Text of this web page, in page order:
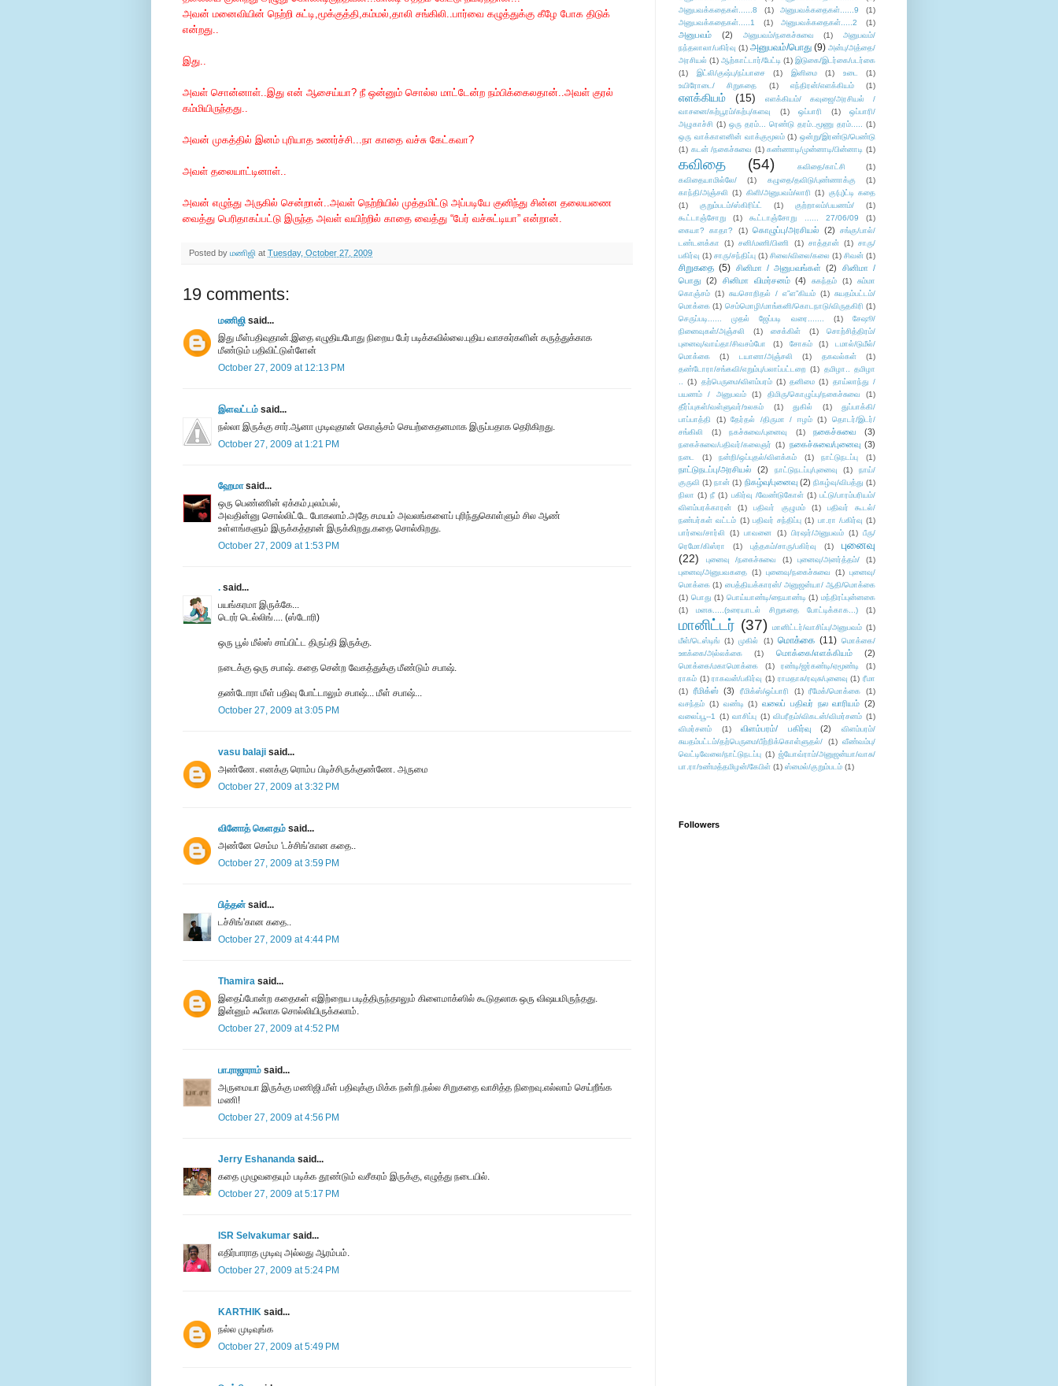
அவன் மனைவியின் நெற்றி சுட்டி,மூக்குத்தி,கம்மல்,தாலி சங்கிலி..பார்வை கழுத்துக்கு கீழே போக திடுக்
என்றது..
இது..
அவள் சொன்னாள்..இது என் ஆசைய்யா? நீ ஒன்னும் சொல்ல மாட்டேன்ற நம்பிக்கைலதான்..அவள் குரல்
கம்மியிருந்தது..
அவன் முகத்தில் இனம் புரியாத உணர்ச்சி...நா காதை வச்சு கேட்கவா?
அவள் தலையாட்டினாள்..
அவன் எழுந்து அருகில் சென்றான்..அவள் நெற்றியில் முத்தமிட்டு அப்படியே குனிந்து சின்ன தலையணை
வைத்து பெரிதாகப்பட்டு இருந்த அவள் வயிற்றில் காதை வைத்து “பேர் வச்சுட்டியா” என்றான்.
Posted by மணிஜி at Tuesday, October 27, 2009
19 comments:
மணிஜி said...
இது மீள்பதிவுதான்.இதை எழுதியபோது நிறைய பேர் படிக்கவில்லை.புதிய வாசகர்களின் கருத்துக்காக
மீண்டும் பதிவிட்டுள்ளேன்
October 27, 2009 at 12:13 PM
இளவட்டம் said...
நல்லா இருக்கு சார்.ஆனா முடிவுதான் கொஞ்சம் செயற்கைதனமாக இருப்பதாக தெரிகிறது.
October 27, 2009 at 1:21 PM
ஹேமாsaid...
ஒரு பெண்ணின் ஏக்கம்,புலம்பல்,
அவதின்னு சொல்லிட்டே போகலாம்.அதே சமயம் அவலங்களைப் புரிந்துகொள்ளும் சில ஆண்
உள்ளங்களும் இருக்கத்தான் இருக்கிறது.கதை சொல்கிறது.
October 27, 2009 at 1:53 PM
. said...
பயங்கரமா இருக்கே...
டெரர் டெல்லிங்.... (ஸ்டோரி)
ஒரு பூல் மீல்ஸ் சாப்பிட்ட திருப்தி இருக்கு.
நடைக்கு ஒரு சபாஷ். கதை சென்ற வேகத்துக்கு மீண்டும் சபாஷ்.
தண்டோரா மீள் பதிவு போட்டாலும் சபாஷ்... மீள் சபாஷ்...
October 27, 2009 at 3:05 PM
vasu balaji said...
அண்ணே. எனக்கு ரொம்ப பிடிச்சிருக்குண்ணே. அருமை
October 27, 2009 at 3:32 PM
வினோத் கெளதம் said...
அண்னே செம்ம 'டச்சிங்'கான கதை..
October 27, 2009 at 3:59 PM
பித்தன் said...
டச்சிங்'கான கதை..
October 27, 2009 at 4:44 PM
Thamira said...
இதைப்போன்ற கதைகள் எஇற்றைய படித்திருந்தாலும் கிளைமாக்ஸில் கூடுதலாக ஒரு விஷயமிருந்தது.
இன்னும் ஃபீலாக சொல்லியிருக்கலாம்.
October 27, 2009 at 4:52 PM
பா.ராஜாராம் said...
அருமையா இருக்கு மணிஜி.மீள் பதிவுக்கு மிக்க நன்றி.நல்ல சிறுகதை வாசித்த நிறைவு.எல்லாம் செய்றீங்க
மணி!
October 27, 2009 at 4:56 PM
Jerry Eshananda said...
கதை முழுவதையும் படிக்க தூண்டும் வசீகரம் இருக்கு, எழுத்து நடையில்.
October 27, 2009 at 5:17 PM
ISR Selvakumar said...
எதிர்பாராத முடிவு அல்லது ஆரம்பம்.
October 27, 2009 at 5:24 PM
KARTHIK said...
நல்ல முடிவுங்க
October 27, 2009 at 5:49 PM
அனுபவக்கதைகள்......8
(1) அனுபவக்கதைகள்......9
(1)
அனுபவக்கதைகள்.....1
(1) அனுபவக்கதைகள்.....2 (1)
அனுபவம் (2) அனுபவம்/நகைச்சுவை (1)
அனுபவம்/
நந்தலாலா/பகிர்வு (1) அனுபவம்/பொது (9) அன்பு/அத்தை/
அரசியல் (1) ஆற்காட்டார்/பேட்டி (1) இடுகை/இடர்கை/படர்கை
(1)
இட்லி/குஷ்பு/நப்பாசை (1) இனிமை (1) உடை
(1)
உயிரோடை/ சிறுகதை
(1) எந்திரன்/எளக்கியம் (1)
எளக்கியம் (15)
எளக்கியம்/ கவுஜை/அரசியல் /
வாசனை/கற்பூரம்/கற்பு/களவு
(1) ஒப்பாரி (1)
ஒப்பாரி/
அழுகாச்சி (1) ஒரு தரம்... ரெண்டு தரம்..மூணு தரம்..... (1)
ஒரு வாக்காளனின் வாக்குமூலம் (1) ஒன்று/இரண்டு/பெண்டு
(1) கடன் /நகைச்சுவை (1) கண்ணாடி/முன்னாடி/பின்னாடி (1)
கவிதை (54) கவிதை/காட்சி
(1)
கவிதையாமில்லே/
(1) கழுதை/தவிடு/புண்ணாக்கு
(1)
காந்தி/அஞ்சலி (1) கிளி/அனுபவம்/லாரி (1) கு(பு)ட்டி கதை
(1)
குறும்படம்/ஸ்கிரிப்ட் (1) குற்றாலம்/பயணம்/
(1)
கூட்டாஞ்சோறு
(1) கூட்டாஞ்சோறு ...... 27/06/09
(1)
கையா? காதா?
(1) கொழுப்பு/அரசியல் (2)
சங்கு/பால்/
டண்டனக்கா
(1) சனி/மணி/பிணி (1) சாத்தான் (1) சாரு/
பகிர்வு (1) சாரு/சந்திப்பு (1) சிலை/விலை/கலை (1) சிவன் (1)
சிறுகதை (5) சினிமா / அனுபவங்கள் (2)
சினிமா /
பொது (2) சினிமா விமர்சனம் (4) சுகந்தம் (1)
சும்மா
கொஞ்சம் (1) சுயசொறிதல் / எ”ள”கியம் (1) சுயதம்பட்டம்/
மொக்கை (1) செம்மொழி/மாங்கனி/கொடநாடு/விருதகிரி (1)
செருப்படி...... முதல் ஜேப்படி வரை.......
(1)
சேஷூ/
நினைவுகள்/அஞ்சலி
(1) சைக்கிள் (1)
சொற்சித்திரம்/
புனைவு/வாய்தா/சிவசம்போ
(1) சோகம் (1)
டமால்/டுமீல்/
மொக்கை
(1) டயானா/அஞ்சலி (1) தகவல்கள்
(1)
தண்டோரா/சங்கவி/எறும்பு/பலாப்பட்டறை (1) தமிழா.. தமிழா
.. (1) தற்பெருமை/விளம்பரம் (1) தனிமை (1) தாய்லாந்து /
பயணம் / அனுபவம்
(1) திமிரு/கொழுப்பு/நகைச்சுவை
(1)
தீர்ப்புகள்/வள்ளுவர்/உலகம்
(1) துகில் (1)
துப்பாக்கி/
பாப்பாத்தி
(1) தேர்தல் /திருமா / ஈழம் (1)
தொடர்/இடர்/
சங்கிலி
(1) நகச்சுவை/புனைவு (1) நகைச்சுவை (3)
நகைச்சுவை/பதிவர்/கலைஞர் (1) நகைச்சுவை/புனைவு (3)
நடை (1) நன்றி/ஒப்புதல்/விளக்கம் (1) நாட்டுநடப்பு (1)
நாட்டுநடப்பு/அரசியல் (2) நாட்டுநடப்பு/புனைவு (1)
நாய்/
குருவி (1) நான் (1) நிகழ்வு/புனைவு (2) நிகழ்வு/விபத்து (1)
நிலா (1) நீ (1) பகிர்வு /வேண்டுகோள் (1) பட்டு/பாரம்பரியம்/
விளம்பரக்காரன்
(1) பதிவர் குழுமம் (1)
பதிவர் கூடல்/
நண்பர்கள் வட்டம் (1) பதிவர் சந்திப்பு (1) பா.ரா /பகிர்வு (1)
பார்வை/சார்லி
(1) பாவனை (1) பிரஷர்/அனுபவம் (1) பீரு/
ரெமோ/கிஸ்ரா
(1) புத்தகம்/சாரு/பகிர்வு (1)
புனைவு
(22)
புனைவு /நகைச்சுவை (1) புனைவு/அனர்த்தம்/
(1)
புனைவு/அனுபவகதை (1) புனைவு/நகைச்சுவை (1) புனைவு/
மொக்கை (1) பைத்தியக்காரன்/ அனுஜன்யா/ ஆதி/மொக்கை
(1) பொது (1) பொய்யாண்டி/நையாண்டி (1) மந்திரப்புன்னகை
(1)
மனசு.....(உரையாடல் சிறுகதை போட்டிக்காக...) (1)
மானிட்டர் (37) மானிட்டர்/வாசிப்பு/அனுபவம் (1)
மீள்/டெஸ்டிங் (1) முகில் (1) மொக்கை (11) மொக்கை/
ஊக்கை/அல்லக்கை
(1) மொக்கை/எளக்கியம் (2)
மொக்கை/மகாமொக்கை (1) ரண்டி/ஜர்கண்டி/ஏமூண்டி
(1)
ராகம் (1) ராகவன்/பகிர்வு (1) ராமதாசு/ரவுசு/புனைவு (1) ரீமா
(1)
ரீமிக்ஸ் (3) ரீமிக்ஸ்/ஒப்பாரி (1) ரீமேக்/மொக்கை
(1)
வசந்தம் (1) வண்டி (1) வலைப் பதிவர் நல வாரியம் (2)
வலைப்பூ--1 (1) வாசிப்பு (1) விபரீதம்/விகடன்/விமர்சனம் (1)
விமர்சனம்
(1) விளம்பரம்/ பகிர்வு (2)
விளம்பரம்/
சுயதம்பட்டம்/தற்பெருமை/பீற்றிக்கொள்ளுதல்/
(1) வீண்வம்பு/
வெட்டிவேலை/நாட்டுநடப்பு (1) ஜ்யோவ்ராம்/அனுஜன்யா/வாசு/
பா.ரா/உண்மத்தமிழன்/கேபிள் (1) ஸ்மைல்/குறும்படம் (1)
Followers